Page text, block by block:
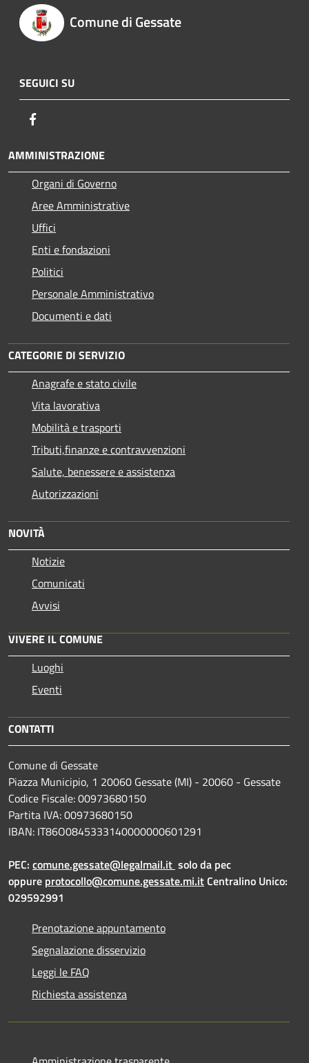
Comune di Gessate
SEGUICI SU
AMMINISTRAZIONE
Organi di Governo
Aree Amministrative
Uffici
Enti e fondazioni
Politici
Personale Amministrativo
Documenti e dati
CATEGORIE DI SERVIZIO
Anagrafe e stato civile
Vita lavorativa
Mobilità e trasporti
Tributi,finanze e contravvenzioni
Salute, benessere e assistenza
Autorizzazioni
NOVITÀ
Notizie
Comunicati
Avvisi
VIVERE IL COMUNE
Luoghi
Eventi
CONTATTI
Comune di Gessate
Piazza Municipio, 1 20060 Gessate (MI) - 20060 - Gessate
Codice Fiscale: 00973680150
Partita IVA: 00973680150
IBAN: IT86O0845333140000000601291
PEC: comune.gessate@legalmail.it solo da pec
oppure protocollo@comune.gessate.mi.itCentralino Unico:
029592991
Prenotazione appuntamento
Segnalazione disservizio
Leggi le FAQ
Richiesta assistenza